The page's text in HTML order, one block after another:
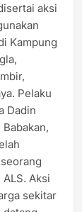
aksi
Kampung
Pelaku
Dadin
Aksi
sekitar